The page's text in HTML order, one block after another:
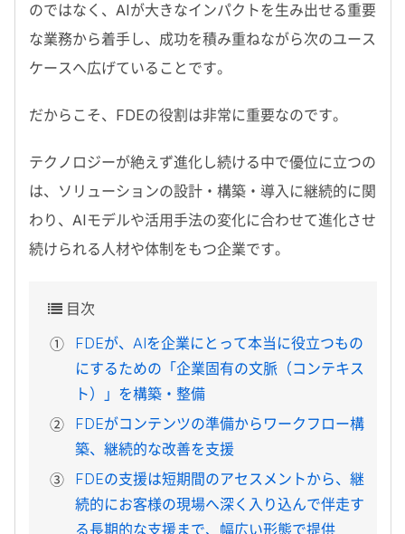
のではなく、 AIが大きなインパクトを生み出せる重要
な業務から着手し、成功を積み重ねながら次のユース
ケースへ広げていることです。
だからこそ、 FDEの役割は非常に重要なのです。
テクノロジーが絶えず進化し続ける中で優位に立つの
は、ソリューションの設計・構築・導入に継続的に関
わり、 AIモデルや活用手法の変化に合わせて進化させ
続けられる人材や体制をもつ企業です。
目次
FDEが、AIを企業にとって本当に役立つもの
にするための「企業固有の文脈（コンテキス
ト）」を構築・整備
FDEがコンテンツの準備からワークフロー構
築、継続的な改善を支援
FDEの支援は短期間のアセスメントから、継
続的にお客様の現場へ深く入り込んで伴走す
る長期的な支援まで、幅広い形態で提供